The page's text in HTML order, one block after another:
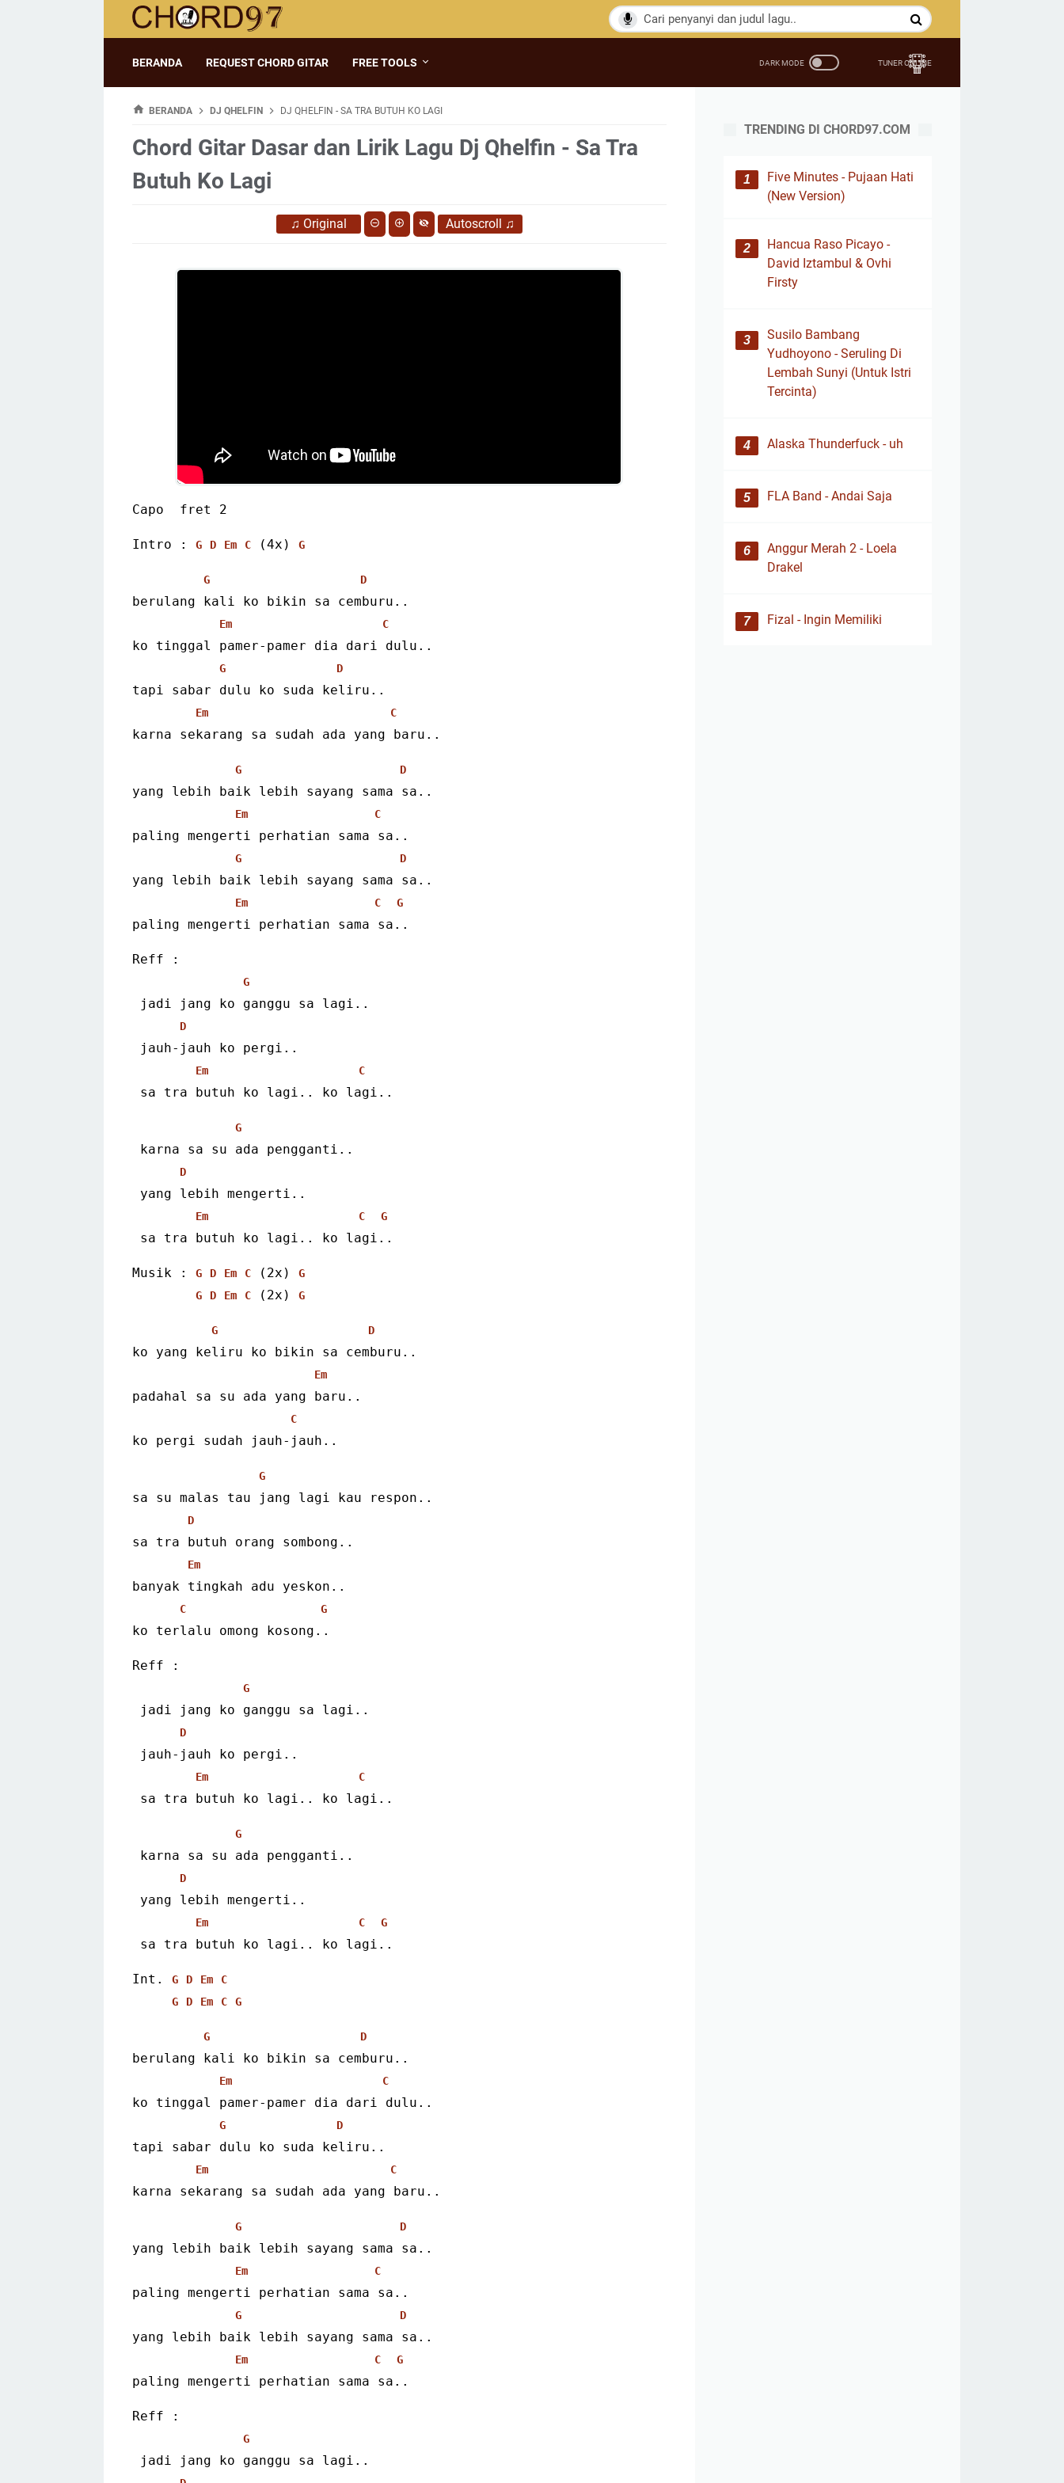
BERANDA REQUEST CHORD GITAR FREE TOOLS
BERANDA DJ QHELFIN DJ QHELFIN - SA TRA BUTUH KO LAGI
Chord Gitar Dasar dan Lirik Lagu Dj Qhelfin - Sa Tra
Butuh Ko Lagi
♫ Original Autoscroll ♫
Capo  fret 2
Intro : G D Em C (4x) G
G D
berulang kali ko bikin sa cemburu..
Em C
ko tinggal pamer-pamer dia dari dulu..
G D
tapi sabar dulu ko suda keliru..
Em C
karna sekarang sa sudah ada yang baru..
G D
yang lebih baik lebih sayang sama sa..
Em C
paling mengerti perhatian sama sa..
G D
yang lebih baik lebih sayang sama sa..
Em C G
paling mengerti perhatian sama sa..
Reff :
G
jadi jang ko ganggu sa lagi..
D
jauh-jauh ko pergi..
Em C
sa tra butuh ko lagi.. ko lagi..
G
karna sa su ada pengganti..
D
yang lebih mengerti..
Em C G
sa tra butuh ko lagi.. ko lagi..
Musik : G D Em C (2x) G
G
D Em C (2x) G
G D
ko yang keliru ko bikin sa cemburu..
Em
padahal sa su ada yang baru..
C
ko pergi sudah jauh-jauh..
G
sa su malas tau jang lagi kau respon..
D
sa tra butuh orang sombong..
Em
banyak tingkah adu yeskon..
C G
ko terlalu omong kosong..
Reff :
G
jadi jang ko ganggu sa lagi..
D
jauh-jauh ko pergi..
Em C
sa tra butuh ko lagi.. ko lagi..
G
karna sa su ada pengganti..
D
yang lebih mengerti..
Em C G
sa tra butuh ko lagi.. ko lagi..
Int. G D Em
C
G
D Em C G
G D
berulang kali ko bikin sa cemburu..
Em C
ko tinggal pamer-pamer dia dari dulu..
G D
tapi sabar dulu ko suda keliru..
Em C
karna sekarang sa sudah ada yang baru..
G D
yang lebih baik lebih sayang sama sa..
Em C
paling mengerti perhatian sama sa..
G D
yang lebih baik lebih sayang sama sa..
Em C G
paling mengerti perhatian sama sa..
Reff :
G
jadi jang ko ganggu sa lagi..
TRENDING DI CHORD97.COM
Five Minutes - Pujaan Hati
(New Version)
Hancua Raso Picayo -
David Iztambul & Ovhi
Firsty
Susilo Bambang
Yudhoyono - Seruling Di
Lembah Sunyi (Untuk Istri
Tercinta)
Alaska Thunderfuck - uh
FLA Band - Andai Saja
Anggur Merah 2 - Loela
Drakel
Fizal - Ingin Memiliki